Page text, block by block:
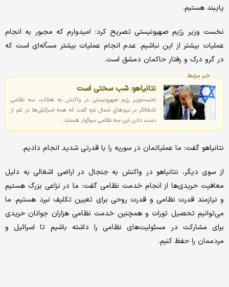
پایبند هستیم.
نخست وزیر رژیم صهیونیستی تصریح کرد: امیدوارم که مجبور به انجام
عملیات بیشتر از این نباشیم. عدم انجام عملیات بیشتر مسأله‌ای است که
در گرو درک و رفتار حاکمان دمشق است.
خبر مرتبط
نتانیاهو: شب سختی است
​نخست‌وزیر رژیم صهیونیستی در واکنش به هلاکت سه نظامی
اشغالگر در نبردهای شمال غزه گفت که همه اسرائیلی‌ها در غم از
دست دادن این سه نظامی سوگوار هستند.
نتانیاهو گفت: ما عملیاتمان در سوریه را با قدرتی شدید انجام دادیم.
از سوی دیگر، نتانیاهو در واکنش به جنجال در اراضی اشغالی به دلیل
معافیت حریدی‌ها از انجام خدمت نظامی گفت: ما در نزاعی بزرگ هستیم
و نیازمند قدرت نظامی و قدرت روحی برای تعیین تکلیف نبرد هستیم. ما
می‌توانیم تحصیل تورات و همچنین خدمت نظامی هزاران جوانان حریدی
برای مشارکت در مسئولیت‌های نظامی را داشته باشیم تا اسرائیل و
مردممان را حفظ کنیم.